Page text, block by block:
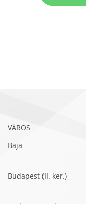
VÁROS
Baja
Budapest (II. ker.)